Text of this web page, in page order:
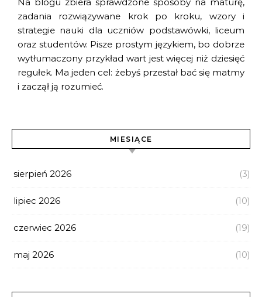
zadania rozwiązywane krok po kroku, wzory i
strategie nauki dla uczniów podstawówki, liceum
oraz studentów. Pisze prostym językiem, bo dobrze
wytłumaczony przykład wart jest więcej niż dziesięć
regułek. Ma jeden cel: żebyś przestał bać się matmy
i zaczął ją rozumieć.
MIESIĄCE
sierpień 2026 (3)
lipiec 2026 (10)
czerwiec 2026 (19)
maj 2026 (10)